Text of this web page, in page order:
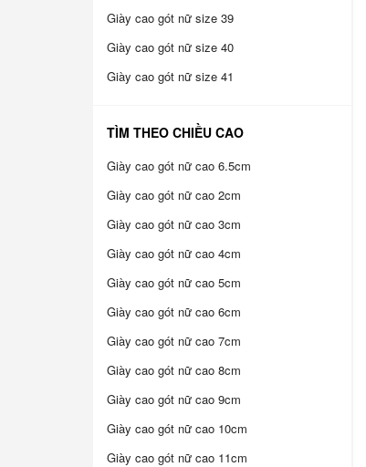
Giày cao gót nữ size 39
Giày cao gót nữ size 40
Giày cao gót nữ size 41
TÌM THEO CHIỀU CAO
Giày cao gót nữ cao 6.5cm
Giày cao gót nữ cao 2cm
Giày cao gót nữ cao 3cm
Giày cao gót nữ cao 4cm
Giày cao gót nữ cao 5cm
Giày cao gót nữ cao 6cm
Giày cao gót nữ cao 7cm
Giày cao gót nữ cao 8cm
Giày cao gót nữ cao 9cm
Giày cao gót nữ cao 10cm
Giày cao gót nữ cao 11cm